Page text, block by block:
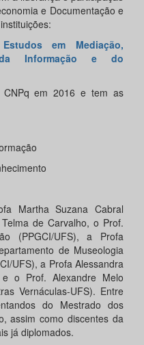
e Documentação e
em Mediação,
Informação e do
CNPq em 2016 e tem as
Martha Suzana Cabral
de Carvalho, o Prof.
(PPGCI/UFS), a Profa
de Museologia
UFS), a Profa Alessandra
o Prof. Alexandre Melo
Vernáculas-UFS). Entre
do Mestrado dos
assim como discentes da
já diplomados.